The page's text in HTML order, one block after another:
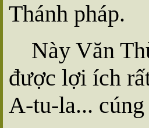
Thánh pháp.
Này Văn
được lợi ích
A-tu-la...